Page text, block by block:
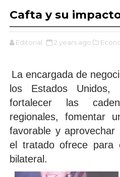
Cafta y su
Editorial 2 years ago
La encargada de
los Estados
fortalecer las
regionales, fomentar
favorable y
el tratado ofrece para
bilateral.